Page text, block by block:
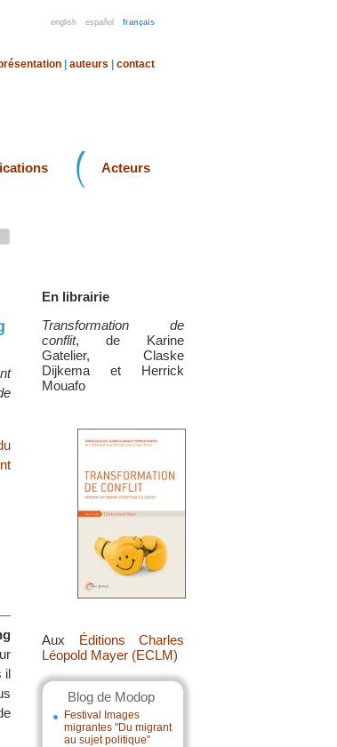
english español français
auteurs contact
Acteurs
En librairie
Transformation de
conflit, de Karine
Gatelier, Claske
Dijkema et Herrick
Mouafo
Aux Éditions Charles
Léopold Mayer (ECLM)
Blog de Modop
Festival Images
migrantes "Du migrant
au sujet politique"
il